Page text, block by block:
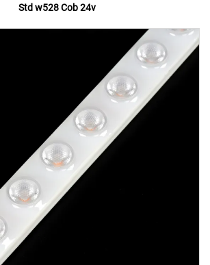
Std w528 Cob 24v